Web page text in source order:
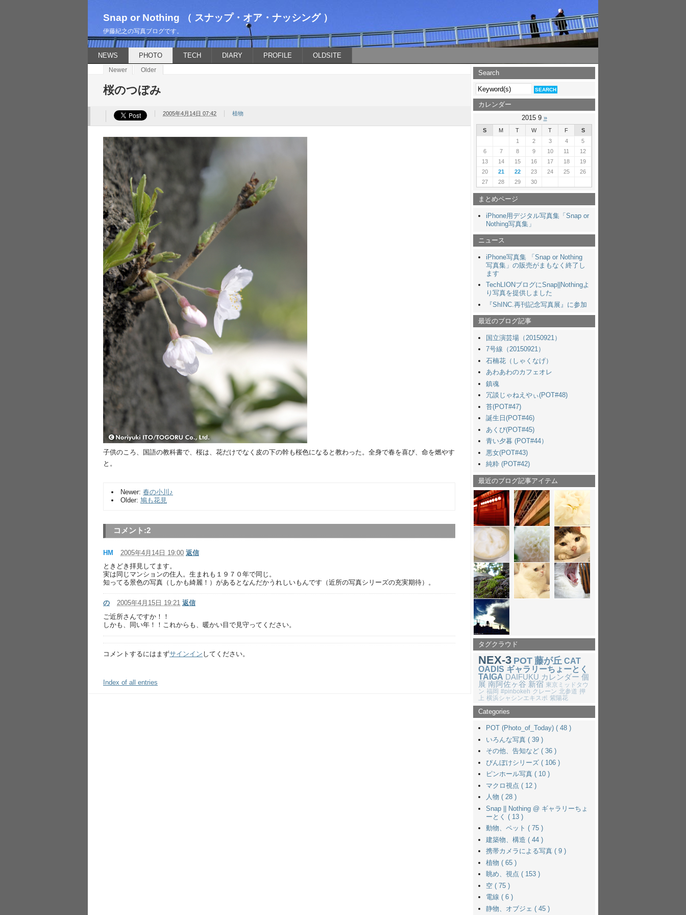
Snap or Nothing （ スナップ・オア・ナッシング ）
伊藤紀之の写真ブログです。
NEWS PHOTO TECH DIARY PROFILE OLDSITE
Newer Older
桜のつぼみ
2005年4月14日 07:42 植物
子供のころ、国語の教科書で、桜は、花だけでなく皮の下の幹も桜色になると教わった。全身で春を喜び、命を燃やす
と。
Newer: 春の小川♪
Older: 鳩も花見
コメント:2
HM 2005年4月14日 19:00 返信
ときどき拝見してます。
実は同じマンションの住人。生まれも１９７０年で同じ。
知ってる景色の写真（しかも綺麗！）があるとなんだかうれしいもんです（近所の写真シリーズの充実期待）。
の 2005年4月15日 19:21 返信
ご近所さんですか！！
しかも、同い年！！これからも、暖かい目で見守ってください。
コメントするにはまずサインイン してください。
Index of all entries
Search
カレンダー
2015 9 »
S M T W T F
S
1
2 3 4
5
6
7 8 9 10 11
12
13
14 15 16 17 18
19
20
21 22 23 24 25
26
27
28 29 30
まとめページ
iPhone用デジタル写真集「Snap or
Nothing写真集」
ニュース
iPhone写真集 「Snap or Nothing
写真集」の販売がまもなく終了し
ます
TechLIONブログにSnap||Nothingよ
り写真を提供しました
『ShINC.再刊記念写真展』に参加
最近のブログ記事
国立演芸場（20150921）
7号線（20150921）
石楠花（しゃくなげ）
あわあわのカフェオレ
鎮魂
冗談じゃねえやぃ(POT#48)
苔(POT#47)
誕生日(POT#46)
あくび(POT#45)
青い夕暮 (POT#44）
悪女(POT#43)
純粋 (POT#42)
最近のブログ記事アイテム
タグクラウド
NEX-3 POT 藤が丘 CAT
OADIS ギャラリーちょーとく
TAIGA DAIFUKU カレンダー 個
展 南阿佐ヶ谷 新宿 東京ミッドタウ
ン 福岡 #pinbokeh クレーン 北参道 押
上 横浜シャシンエキスポ 紫陽花
Categories
POT (Photo_of_Today) ( 48 )
いろんな写真 ( 39 )
その他、告知など ( 36 )
ぴんぼけシリーズ ( 106 )
ピンホール写真 ( 10 )
マクロ視点 ( 12 )
人物 ( 28 )
Snap || Nothing @ ギャラリーちょ
ーとく ( 13 )
動物、ペット ( 75 )
建築物、構造 ( 44 )
携帯カメラによる写真 ( 9 )
植物 ( 65 )
眺め、視点 ( 153 )
空 ( 75 )
電線 ( 6 )
静物、オブジェ ( 45 )